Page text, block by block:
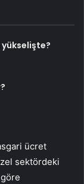
ücret
sektördeki